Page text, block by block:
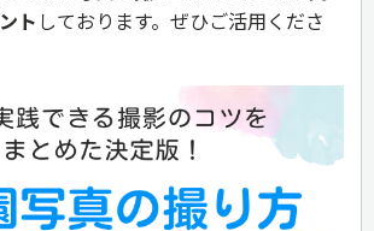
ト しております。ぜひご活用くださ